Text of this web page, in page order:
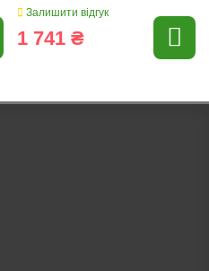
Залишити відгук
1 741 ₴